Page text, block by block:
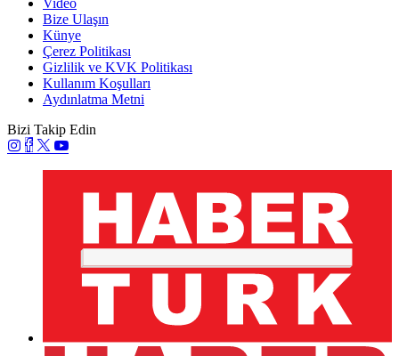
Bize Ulaşın
Künye
Çerez Politikası
Gizlilik ve KVK Politikası
Kullanım Koşulları
Aydınlatma Metni
Bizi Takip Edin